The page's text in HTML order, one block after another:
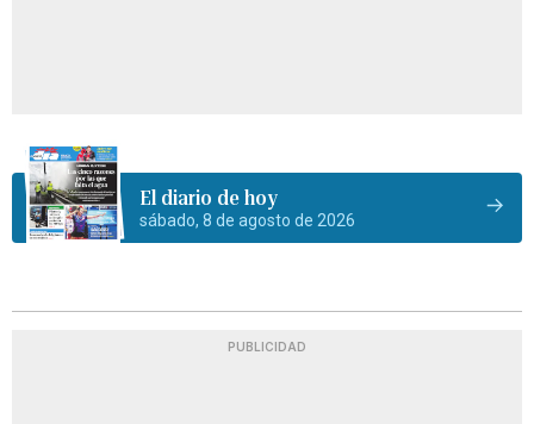
El diario de hoy
sábado, 8 de agosto de 2026
PUBLICIDAD